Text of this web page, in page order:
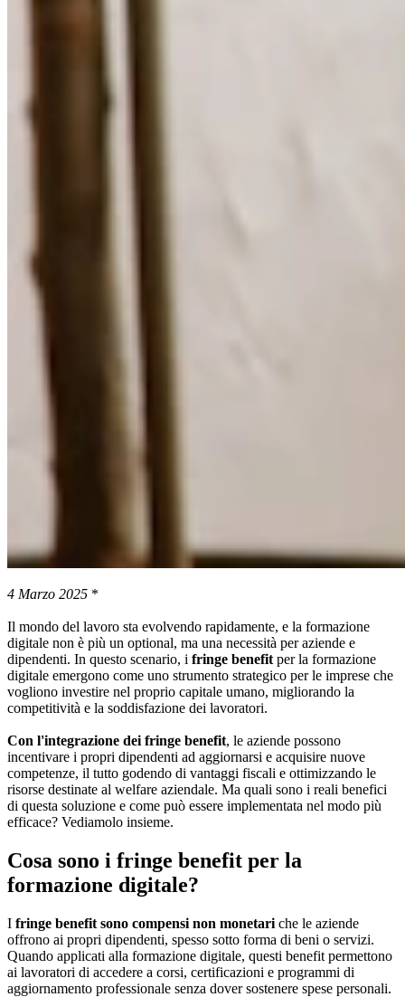
4 Marzo 2025 *
Il mondo del lavoro sta evolvendo rapidamente, e la formazione
digitale non è più un optional, ma una necessità per aziende e
dipendenti. In questo scenario, i fringe benefit per la formazione
digitale emergono come uno strumento strategico per le imprese che
vogliono investire nel proprio capitale umano, migliorando la
competitività e la soddisfazione dei lavoratori.
Con l'integrazione dei fringe benefit, le aziende possono
incentivare i propri dipendenti ad aggiornarsi e acquisire nuove
competenze, il tutto godendo di vantaggi fiscali e ottimizzando le
risorse destinate al welfare aziendale. Ma quali sono i reali benefici
di questa soluzione e come può essere implementata nel modo più
efficace? Vediamolo insieme.
Cosa sono i fringe benefit per la
formazione digitale?
I fringe benefit sono compensi non monetari che le aziende
offrono ai propri dipendenti, spesso sotto forma di beni o servizi.
Quando applicati alla formazione digitale, questi benefit permettono
ai lavoratori di accedere a corsi, certificazioni e programmi di
aggiornamento professionale senza dover sostenere spese personali.